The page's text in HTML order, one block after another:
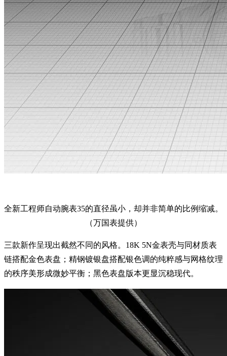
全新工程师自动腕表35的直径虽小，却并非简单的比例缩减。
（万国表提供）
三款新作呈现出截然不同的风格。18K 5N金表壳与同材质表
链搭配金色表盘；精钢镀银盘搭配银色调的纯粹感与网格纹理
的秩序美形成微妙平衡；黑色表盘版本更显沉稳现代。